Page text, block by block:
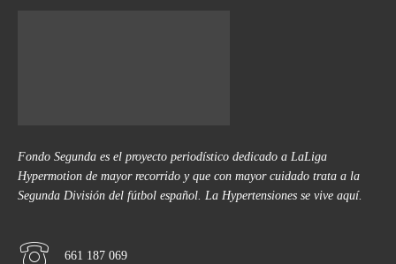
Fondo Segunda es el proyecto periodístico dedicado a LaLiga
Hypermotion de mayor recorrido y que con mayor cuidado trata a la
Segunda División del fútbol español. La Hypertensiones se vive aquí.
661 187 069